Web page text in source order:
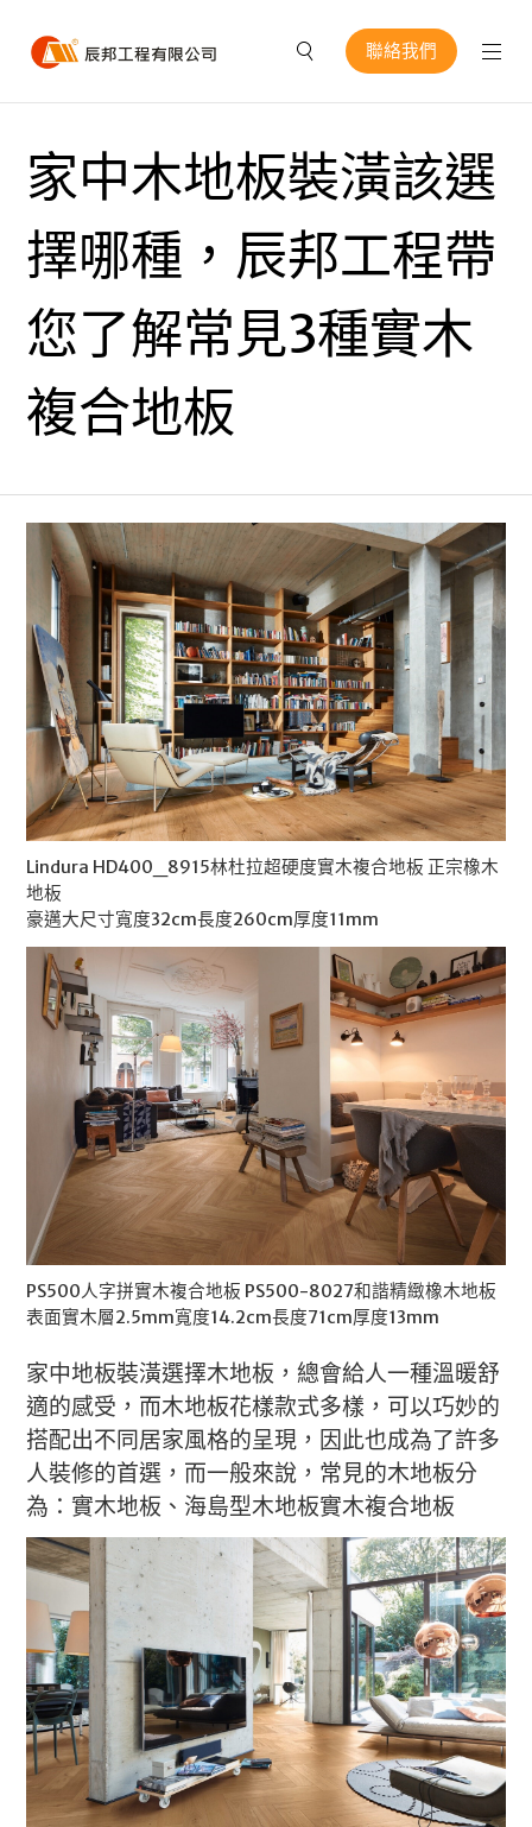
聯絡我們
家中木地板裝潢該選
擇哪種，辰邦工程帶
您了解常見3種實木
複合地板
Lindura HD400_8915林杜拉超硬度實木複合地板 正宗橡木
地板
豪邁大尺寸寬度32cm長度260cm厚度11mm
PS500人字拼實木複合地板 PS500-8027和諧精緻橡木地板
表面實木層2.5mm寬度14.2cm長度71cm厚度13mm
家中地板裝潢選擇木地板，總會給人一種溫暖舒
適的感受，而木地板花樣款式多樣，可以巧妙的
搭配出不同居家風格的呈現，因此也成為了許多
人裝修的首選，而一般來說，常見的木地板分
為：實木地板、海島型木地板實木複合地板